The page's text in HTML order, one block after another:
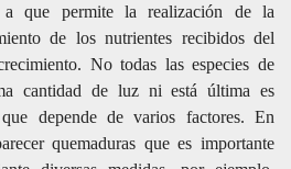
a que permite la realización de la
de los nutrientes recibidos del
No todas las especies de
cantidad de luz ni está última es
depende de varios factores. En
quemaduras que es importante